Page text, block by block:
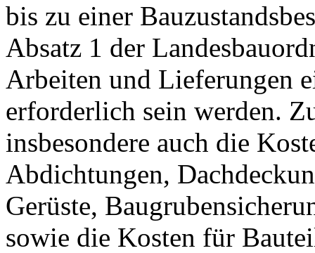
bis zu einer
Absatz 1 der
Arbeiten und Lieferungen
erforderlich sein werden.
insbesondere auch die
Abdichtungen,
Gerüste,
sowie die Kosten für